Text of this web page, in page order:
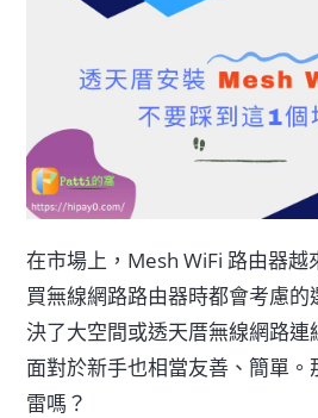
在市場上，Mesh WiFi 路由器越
買無線網路路由器時都會考慮
決了大空間或透天厝無線網路
面對於新手也相當友善、簡單
雷嗎？